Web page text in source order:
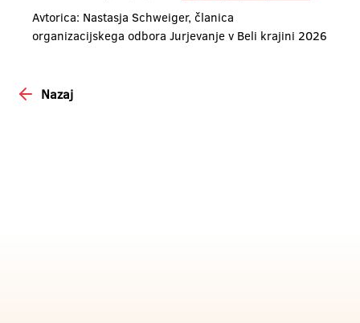
Avtorica: Nastasja Schweiger, članica
organizacijskega odbora Jurjevanje v Beli krajini 2026
Nazaj